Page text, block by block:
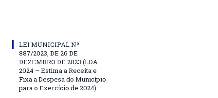
LEI MUNICIPAL Nº
887/2023, DE 26 DE
DEZEMBRO DE 2023 (LOA
2024 – Estima a Receita e
Fixa a Despesa do Município
para o Exercício de 2024)